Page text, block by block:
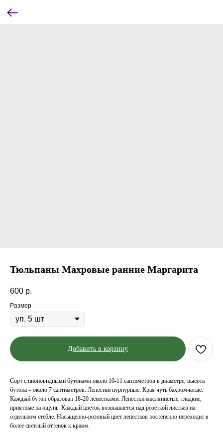
Тюльпаны Махровые ранние Маргарита
600 р.
Размер
Добавить в корзину
Сорт с пионовидными бутонами около 10-11 сантиметров в диаметре, высота
бутона – около 7 сантиметров. Лепестки пурпурные. Края чуть бахромчатые.
Каждый бутон образован 18-20 лепестками. Лепестки маслянистые, гладкие,
приятные на ощупь. Каждый цветок возвышается над розеткой листьев на
отдельном стебле. Насыщенно-розовый цвет лепестков постепенно переходит в
более светлый оттенок к краям.